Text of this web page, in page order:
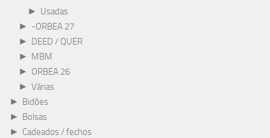
► Usadas
► -ORBEA 27
► DEED / QUER
► MBM
► ORBEA 26
► Várias
► Bidões
► Bolsas
► Cadeados / fechos